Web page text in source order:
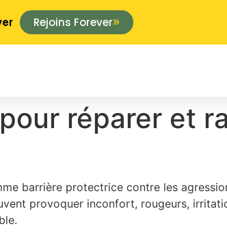
Rejoins Forever
réparer et
barrière protectrice contre les
provoquer inconfort, rougeurs,